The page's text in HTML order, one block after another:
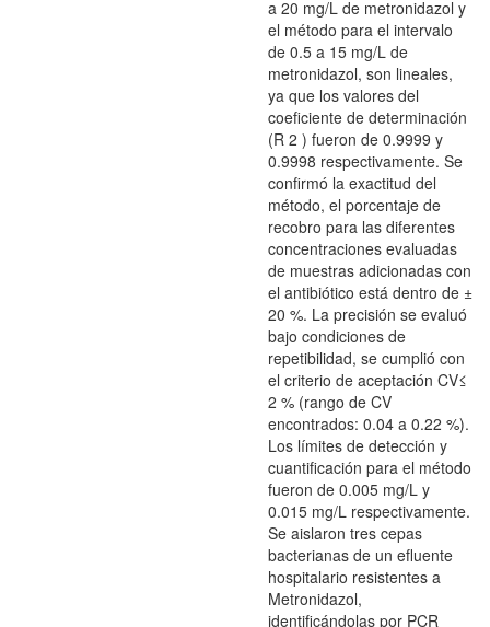
a 20 mg/L de metronidazol y
el método para el intervalo
de 0.5 a 15 mg/L de
metronidazol, son lineales,
ya que los valores del
coeficiente de determinación
(R 2 ) fueron de 0.9999 y
0.9998 respectivamente. Se
confirmó la exactitud del
método, el porcentaje de
recobro para las diferentes
concentraciones evaluadas
de muestras adicionadas con
el antibiótico está dentro de ±
20 %. La precisión se evaluó
bajo condiciones de
repetibilidad, se cumplió con
el criterio de aceptación CV≤
2 % (rango de CV
encontrados: 0.04 a 0.22 %).
Los límites de detección y
cuantificación para el método
fueron de 0.005 mg/L y
0.015 mg/L respectivamente.
Se aislaron tres cepas
bacterianas de un efluente
hospitalario resistentes a
Metronidazol,
identificándolas por PCR